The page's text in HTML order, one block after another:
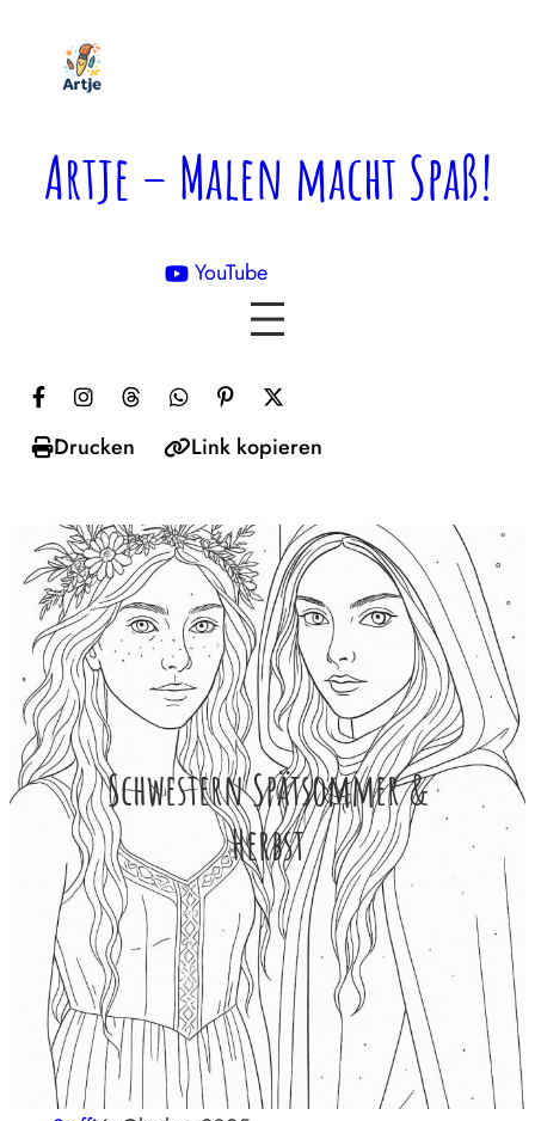
springen
Artje – Malen macht Spaß!
YouTube

Drucken Link kopieren
Schwestern Spätsommer &
Herbst